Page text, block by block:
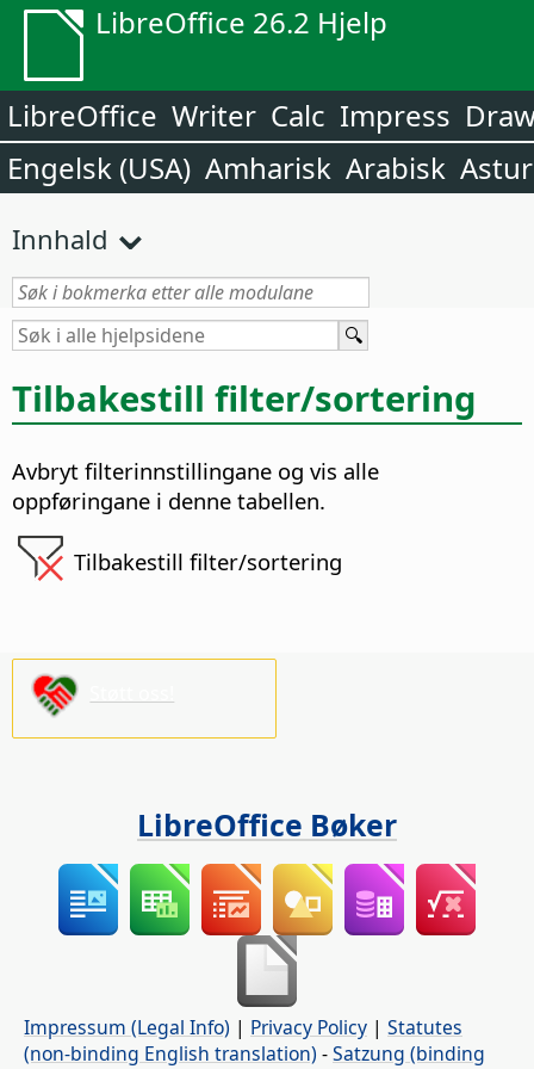
LibreOffice 26.2 Hjelp
LibreOffice Writer Calc Impress
Engelsk (USA) Amharisk Arabisk
Innhald
Tilbakestill filter/sortering
Avbryt filterinnstillingane og vis alle
oppføringane i denne tabellen.
Tilbakestill filter/sortering
LibreOffice Bøker
Impressum (Legal Info) | Privacy Policy | Statutes
(non-binding English translation) -Satzung (binding